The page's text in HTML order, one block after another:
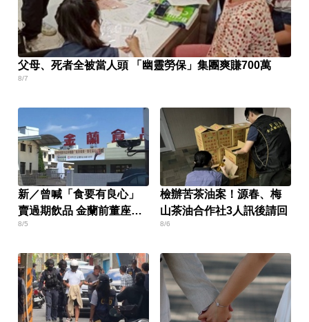
父母、死者全被當人頭 「幽靈勞保」集團爽賺700萬
8/7
新／曾喊「食要有良心」
賣過期飲品 金蘭前董座遭
求重刑
8/5
檢辦苦茶油案！源春、梅
山茶油合作社3人訊後請回
8/6